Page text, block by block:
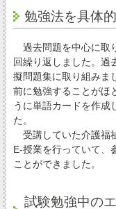
勉強法を具体
過去問題を中心に取
回繰り返しました。過
擬問題集に取り組みま
前に勉強することがほ
うに単語カードを作成
た。
受講していた介護福
E-授業を行っていて、
ことができました。
試験勉強中の